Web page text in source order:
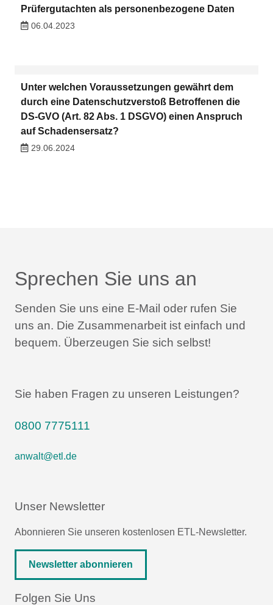
Prüfergutachten als personenbezogene Daten
06.04.2023
Unter welchen Voraussetzungen gewährt dem
durch eine Datenschutzverstoß Betroffenen die
DS-GVO (Art. 82 Abs. 1 DSGVO) einen Anspruch
auf Schadensersatz?
29.06.2024
Sprechen Sie uns an
Senden Sie uns eine E-Mail oder rufen Sie
uns an. Die Zusammenarbeit ist einfach und
bequem. Überzeugen Sie sich selbst!
Sie haben Fragen zu unseren Leistungen?
0800 7775111
anwalt@etl.de
Unser Newsletter
Abonnieren Sie unseren kostenlosen ETL-Newsletter.
Newsletter abonnieren
Folgen Sie Uns